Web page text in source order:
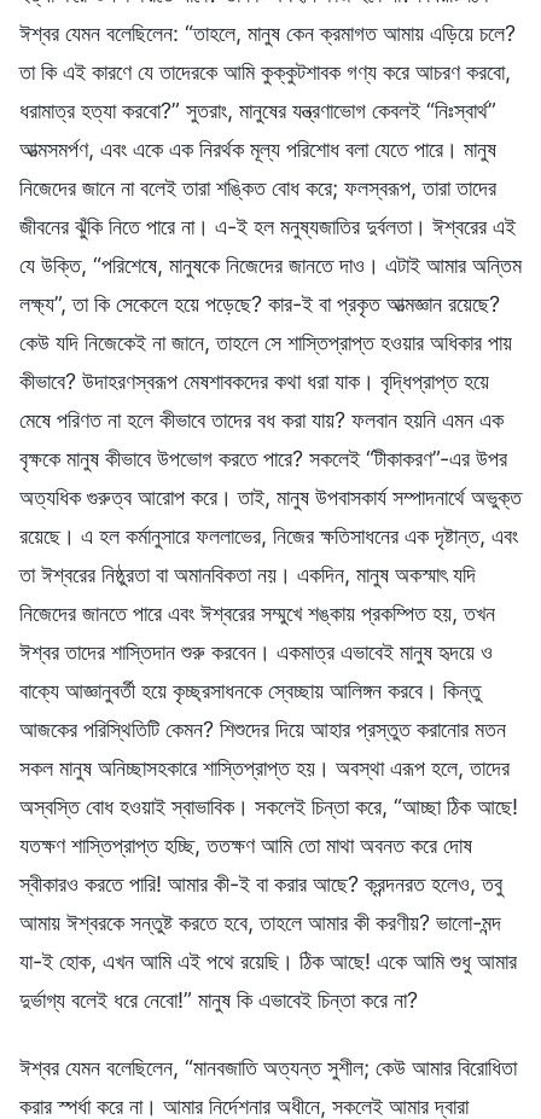
ঈশ্বর যেমন বলেছিলেন: “তাহলে, মানুষ কেন ক্রমাগত আমায় এড়িয়ে চলে?
তা কি এই কারণে যে তাদেরকে আমি কুক্কুটশাবক গণ্য করে আচরণ করবো,
ধরামাত্র হত্যা করবো?” সুতরাং, মানুষের যন্ত্রণাভোগ কেবলই “নিঃস্বার্থ”
আত্মসমর্পণ, এবং একে এক নিরর্থক মূল্য পরিশোধ বলা যেতে পারে। মানুষ
নিজেদের জানে না বলেই তারা শঙ্কিত বোধ করে; ফলস্বরূপ, তারা তাদের
জীবনের ঝুঁকি নিতে পারে না। এ-ই হল মনুষ্যজাতির দুর্বলতা। ঈশ্বরের এই
যে উক্তি, “পরিশেষে, মানুষকে নিজেদের জানতে দাও। এটাই আমার অন্তিম
লক্ষ্য”, তা কি সেকেলে হয়ে পড়েছে? কার-ই বা প্রকৃত আত্মজ্ঞান রয়েছে?
কেউ যদি নিজেকেই না জানে, তাহলে সে শাস্তিপ্রাপ্ত হওয়ার অধিকার পায়
কীভাবে? উদাহরণস্বরূপ মেষশাবকদের কথা ধরা যাক। বৃদ্ধিপ্রাপ্ত হয়ে
মেষে পরিণত না হলে কীভাবে তাদের বধ করা যায়? ফলবান হয়নি এমন এক
বৃক্ষকে মানুষ কীভাবে উপভোগ করতে পারে? সকলেই “টীকাকরণ”-এর উপর
অত্যধিক গুরুত্ব আরোপ করে। তাই, মানুষ উপবাসকার্য সম্পাদনার্থে অভুক্ত
রয়েছে। এ হল কর্মানুসারে ফললাভের, নিজের ক্ষতিসাধনের এক দৃষ্টান্ত, এবং
তা ঈশ্বরের নিষ্ঠুরতা বা অমানবিকতা নয়। একদিন, মানুষ অকস্মাৎ যদি
নিজেদের জানতে পারে এবং ঈশ্বরের সম্মুখে শঙ্কায় প্রকম্পিত হয়, তখন
ঈশ্বর তাদের শাস্তিদান শুরু করবেন। একমাত্র এভাবেই মানুষ হৃদয়ে ও
বাক্যে আজ্ঞানুবর্তী হয়ে কৃচ্ছ্রসাধনকে স্বেচ্ছায় আলিঙ্গন করবে। কিন্তু
আজকের পরিস্থিতিটি কেমন? শিশুদের দিয়ে আহার প্রস্তুত করানোর মতন
সকল মানুষ অনিচ্ছাসহকারে শাস্তিপ্রাপ্ত হয়। অবস্থা এরূপ হলে, তাদের
অস্বস্তি বোধ হওয়াই স্বাভাবিক। সকলেই চিন্তা করে, “আচ্ছা ঠিক আছে!
যতক্ষণ শাস্তিপ্রাপ্ত হচ্ছি, ততক্ষণ আমি তো মাথা অবনত করে দোষ
স্বীকারও করতে পারি! আমার কী-ই বা করার আছে? ক্রন্দনরত হলেও, তবু
আমায় ঈশ্বরকে সন্তুষ্ট করতে হবে, তাহলে আমার কী করণীয়? ভালো-মন্দ
যা-ই হোক, এখন আমি এই পথে রয়েছি। ঠিক আছে! একে আমি শুধু আমার
দুর্ভাগ্য বলেই ধরে নেবো!” মানুষ কি এভাবেই চিন্তা করে না?
ঈশ্বর যেমন বলেছিলেন, “মানবজাতি অত্যন্ত সুশীল; কেউ আমার বিরোধিতা
করার স্পর্ধা করে না। আমার নির্দেশনার অধীনে, সকলেই আমার দ্বারা